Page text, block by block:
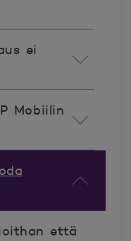
ei
Mobiilin
että